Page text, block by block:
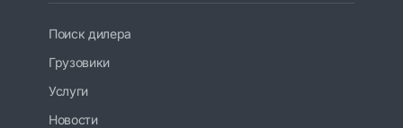
Поиск дилера
Грузовики
Услуги
Новости